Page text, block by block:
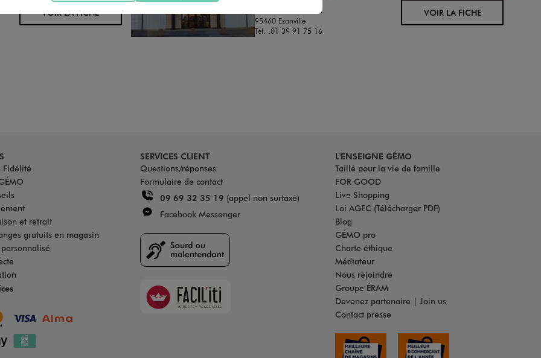
VOIR LA FICHE
14 Rue Jean Rostand
95460 Ezanville
Tél. :01 39 91 75 16
VOIR LA FICHE
Fidélité
et retrait
gratuits en magasin
SERVICES CLIENT
Questions/réponses
Formulaire de contact
09 69 32 35 19 (appel non surtaxé)
Facebook Messenger
Faciliti
L'ENSEIGNE GÉMO
Taillé pour la vie de famille
FOR GOOD
Live Shopping
Loi AGEC (Télécharger PDF)
Blog
GÉMO pro
Charte éthique
Médiateur
Nous rejoindre
Groupe ÉRAM
Devenez partenaire | Join us
Contact presse